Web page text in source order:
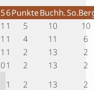
56PunkteBuchh.
1 1 5 10
10
1 1 4 11 6
1 1 2 13
2
01 2 13
2
1 2 13 2